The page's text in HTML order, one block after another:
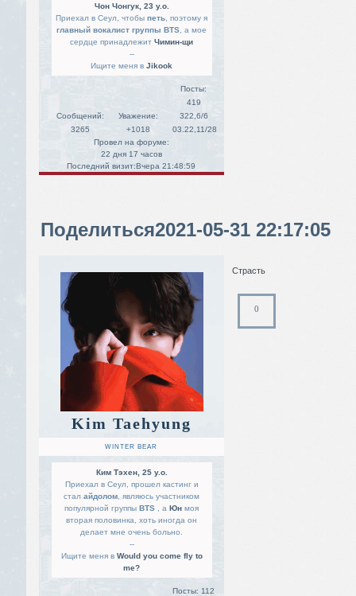
Чон Чонгук, 23 y.o.
Приехал в Сеул, чтобы петь , поэтому я
главный вокалист группы BTS , а мое
сердце принадлежит Чимин-щи
--
Ищите меня в Jikook
Сообщений:
3265
Уважение:
+1018
Посты:
419
322,6/6
03.22,11/28
Провел на форуме:
22 дня 17 часов
Последний визит:Вчера 21:48:59
Поделиться2021-05-31 22:17:05
Kim Taehyung
WINTER BEAR
Ким Тэхен, 25 y.o.
Приехал в Сеул, прошел кастинг и
стал айдолом , являюсь участником
популярной группы BTS , а Юн моя
вторая половинка, хоть иногда он
делает мне очень больно.
--
Ищите меня в Would you come fly to
me?
Посты: 112
Страсть
0